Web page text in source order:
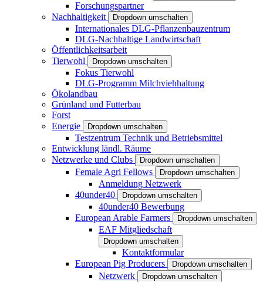
Forschungspartner
Nachhaltigkeit
Dropdown umschalten
Internationales DLG-Pflanzenbauzentrum
DLG-Nachhaltige Landwirtschaft
Öffentlichkeitsarbeit
Tierwohl
Dropdown umschalten
Fokus Tierwohl
DLG-Programm Milchviehhaltung
Ökolandbau
Grünland und Futterbau
Forst
Energie
Dropdown umschalten
Testzentrum Technik und Betriebsmittel
Entwicklung ländl. Räume
Netzwerke und Clubs
Dropdown umschalten
Female Agri Fellows Dropdown umschalten
Anmeldung Netzwerk
40under40
Dropdown umschalten
40under40 Bewerbung
European Arable Farmers
Dropdown umschalten
EAF Mitgliedschaft
Dropdown umschalten
Kontaktformular
European Pig Producers
Dropdown umschalten
Netzwerk Dropdown umschalten